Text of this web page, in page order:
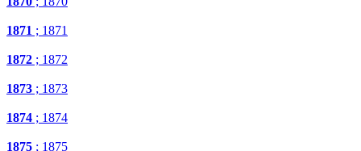
1871 ; 1871
1872 ; 1872
1873 ; 1873
1874 ; 1874
1875 ; 1875